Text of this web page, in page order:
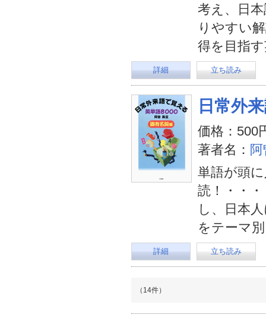
考え、日
りやすい
得を目指
詳細 立ち読み
日常外
価格：500
著者名：
単語が頭
読！・・
し、日本
をテーマ
詳細 立ち読み
（14件）